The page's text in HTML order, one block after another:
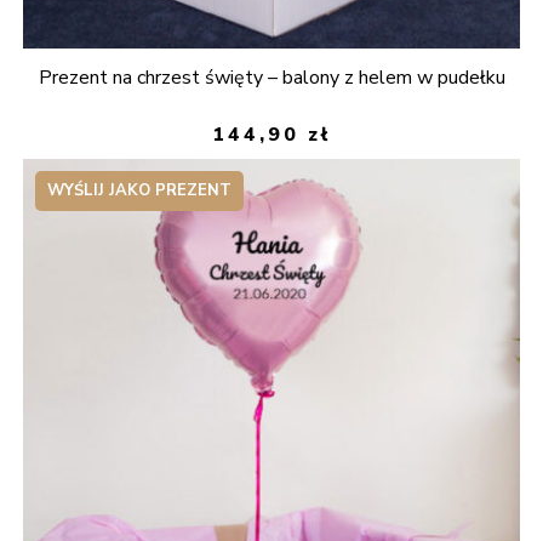
Prezent na chrzest święty – balony z helem w pudełku
144,90 zł
WYŚLIJ JAKO PREZENT